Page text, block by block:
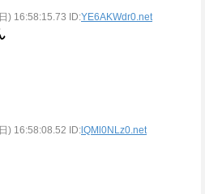
) 16:58:15.73 ID:YE6AKWdr0.net
) 16:58:08.52 ID: lQMl0NLz0.net